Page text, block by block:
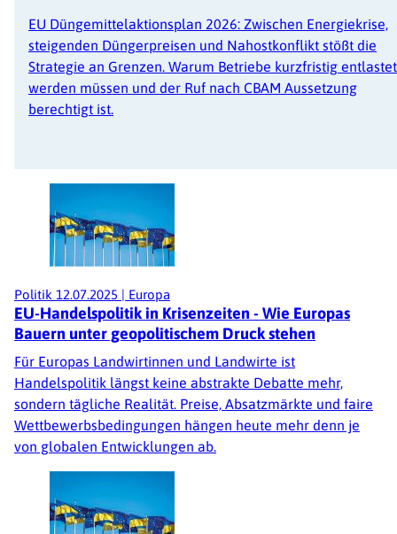
EU Düngemittelaktionsplan 2026: Zwischen Energiekrise,
steigenden Düngerpreisen und Nahostkonflikt stößt die
Strategie an Grenzen. Warum Betriebe kurzfristig entlastet
werden müssen und der Ruf nach CBAM Aussetzung
berechtigt ist.
Politik 12.07.2025 | Europa
EU-Handelspolitik in Krisenzeiten - Wie Europas
Bauern unter geopolitischem Druck stehen
Für Europas Landwirtinnen und Landwirte ist
Handelspolitik längst keine abstrakte Debatte mehr,
sondern tägliche Realität. Preise, Absatzmärkte und faire
Wettbewerbsbedingungen hängen heute mehr denn je
von globalen Entwicklungen ab.